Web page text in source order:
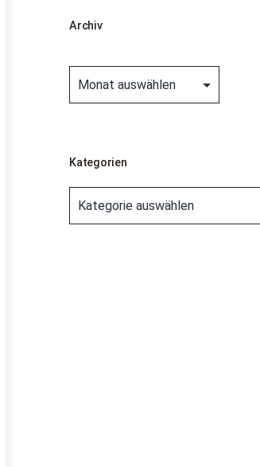
Archiv
Kategorien